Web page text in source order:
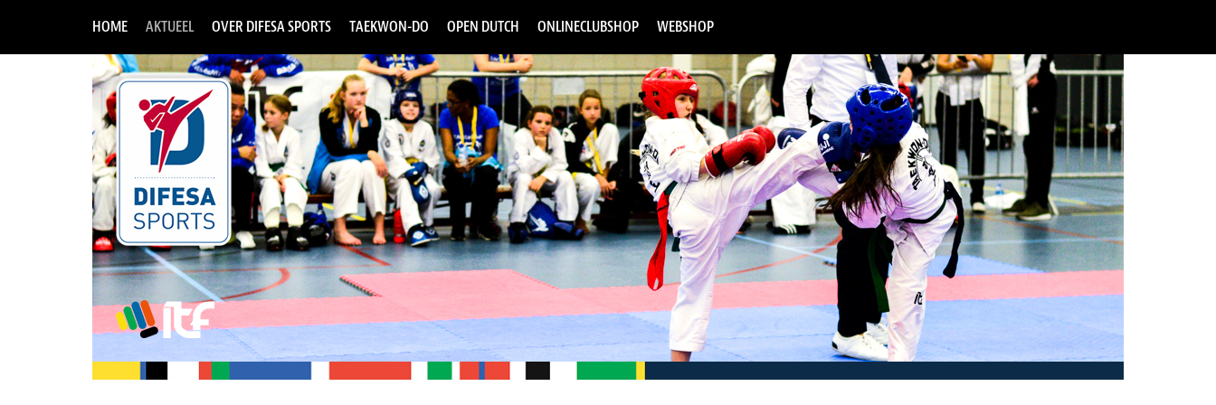
HOME AKTUEEL OVER DIFESA SPORTS TAEKWON-DO OPEN DUTCH ONLINECLUBSHOP WEBSHOP